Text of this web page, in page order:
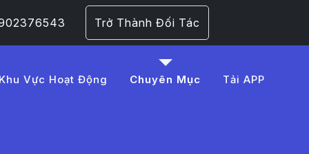
Trở Thành Đối Tác
Khu Vực Hoạt Động Chuyên Mục Tải APP